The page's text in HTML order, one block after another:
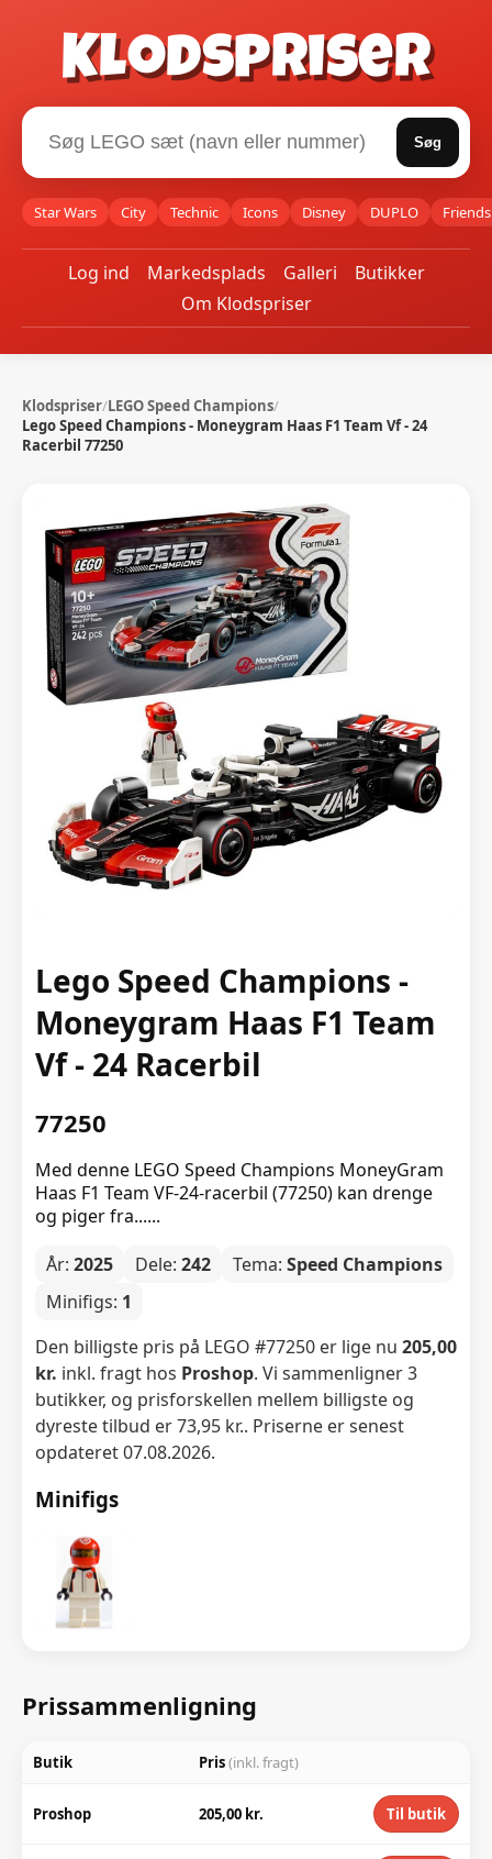
Klodspriser
Søg
Star Wars City Technic Icons Disney DUPLO Friends
Log ind Markedsplads Galleri
Butikker
Om Klodspriser
Klodspriser/LEGO Speed Champions/
Lego Speed Champions - Moneygram Haas F1 Team Vf - 24
Racerbil 77250
Lego Speed Champions -
Moneygram Haas F1 Team
Vf - 24 Racerbil
77250
Med denne LEGO Speed Champions MoneyGram
Haas F1 Team VF-24-racerbil (77250) kan drenge
og piger fra......
År: 2025 Dele: 242 Tema: Speed Champions
Minifigs: 1
Den billigste pris på LEGO #77250 er lige nu 205,00
kr. inkl. fragt hos Proshop. Vi sammenligner 3
butikker, og prisforskellen mellem billigste og
dyreste tilbud er 73,95 kr.. Priserne er senest
opdateret 07.08.2026.
Minifigs
Prissammenligning
Butik Pris(inkl. fragt)
Proshop 205,00 kr. Til butik